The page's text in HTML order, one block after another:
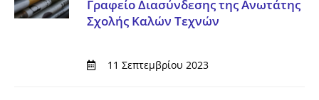
Γραφείο Διασύνδεσης της Ανωτάτης
Σχολής Καλών Τεχνών
11 Σεπτεμβρίου 2023